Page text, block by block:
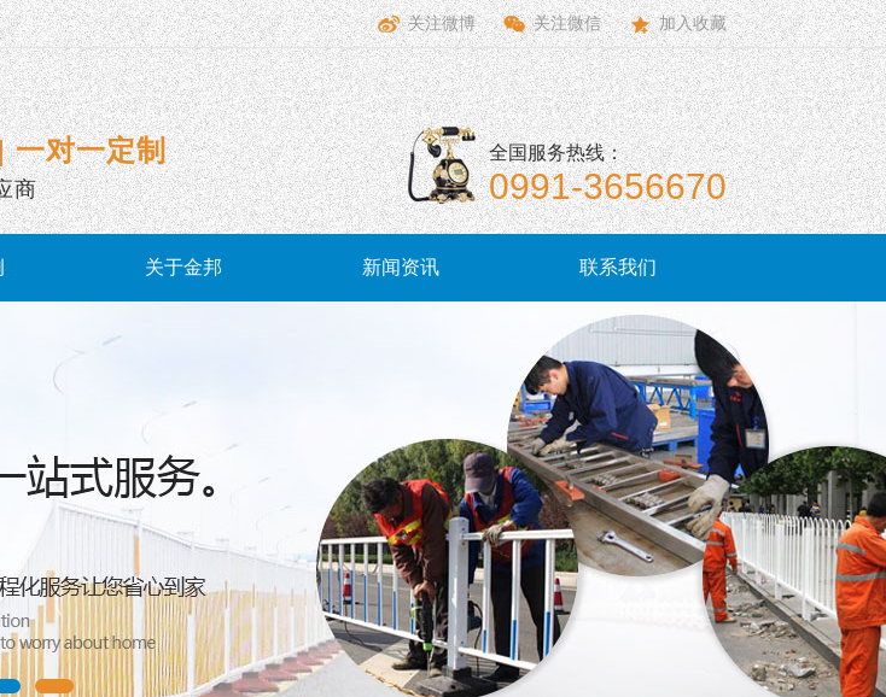
关注微博 关注微信 加入收藏
一对一定制
商
全国服务热线：
0991-3656670
关于金邦 新闻资讯 联系我们